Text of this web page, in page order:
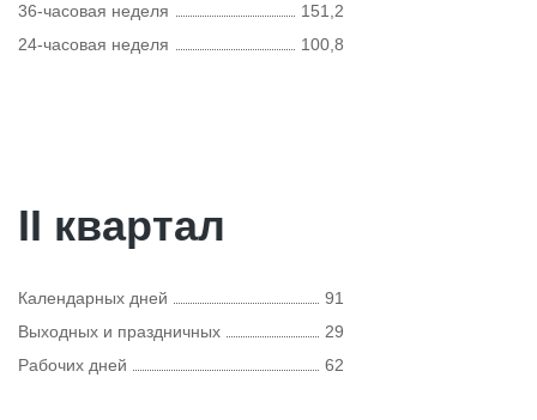
36-часовая неделя
151,2
24-часовая неделя
100,8
II квартал
Календарных дней
91
Выходных и праздничных
29
Рабочих дней
62